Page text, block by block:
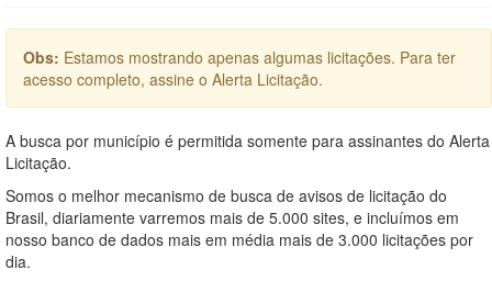
Obs: Estamos mostrando apenas algumas licitações. Para ter
acesso completo, assine o Alerta Licitação.
A busca por município é permitida somente para assinantes do Alerta
Licitação.
Somos o melhor mecanismo de busca de avisos de licitação do
Brasil, diariamente varremos mais de 5.000 sites, e incluímos em
nosso banco de dados mais em média mais de 3.000 licitações por
dia.